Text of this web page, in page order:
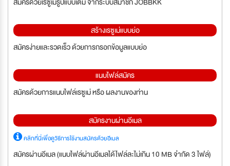
สร้างเรซูเม่แบบย่อ
สมัครง่ายและรวดเร็ว ด้วยการกรอกข้อมูลแบบย่อ
แนบไฟล์สมัคร
สมัครด้วยการแนบไฟล์เรซูเม่ หรือ ผลงานของท่าน
สมัครงานผ่านอีเมล
คลิกที่นี่เพื่อดูวิธีการใช้งานสมัครด้วยอีเมล
สมัครผ่านอีเมล (แนบไฟล์ผ่านอีเมลได้ไฟล์ละไม่เกิน 10 MB จำกัด 3 ไฟล์)